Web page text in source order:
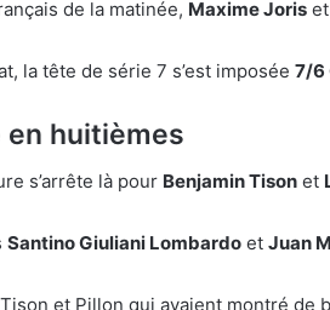
de la matinée, Maxime Joris
la tête de série 7 s’est imposée 7/6
huitièmes
s’arrête là pour Benjamin Tison et
Santino Giuliani Lombardo et Juan
et Pillon qui avaient montré de